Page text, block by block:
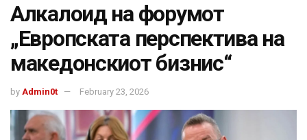
Алкалоид на форумот
„Европската перспектива на
македонскиот бизнис“
by Admin0t February 23, 2026